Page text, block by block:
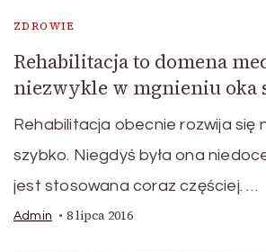
ZDROWIE
Rehabilitacja to domena
niezwykle w mgnieniu oka
Rehabilitacja obecnie rozwija się
szybko. Niegdyś była ona
jest stosowana coraz częściej. …
Admin 8 lipca 2016